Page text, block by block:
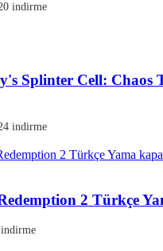
indirme
Splinter Cell: Chaos
indirme
2 Türkçe